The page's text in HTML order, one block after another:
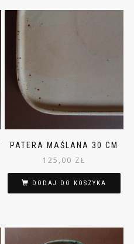
PATERA MAŚLANA 30 CM
125,00 ZŁ
DODAJ DO KOSZYKA